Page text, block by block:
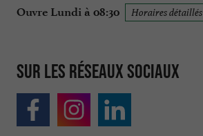
Ouvre Lundi à 08:30 Horaires détaillés
Sur les réseaux sociaux